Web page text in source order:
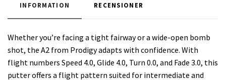
INFORMATION RECENSIONER
Whether you’re facing a tight fairway or a wide-open bomb
shot, the A2 from Prodigy adapts with confidence. With
flight numbers Speed 4.0, Glide 4.0, Turn 0.0, and Fade 3.0, this
putter offers a flight pattern suited for intermediate and